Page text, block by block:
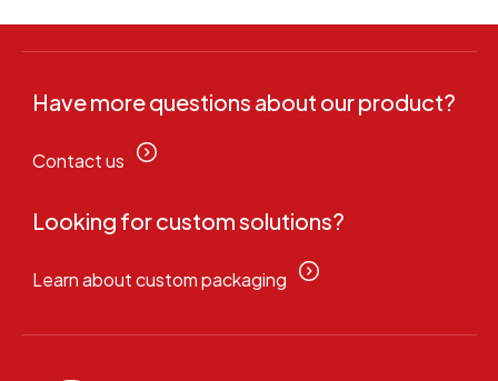
Have more questions about our product?
Contact us
Looking for custom solutions?
Learn about custom packaging